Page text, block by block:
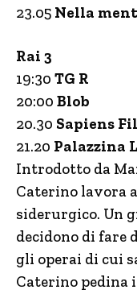
23.05 Nella
Rai 3
19:30 TG R
20:00 Blob
20.30 Sapiens
21.20 Palazzina
Introdotto da
Caterino lavora
siderurgico. Un
decidono di fare
gli operai di cui
Caterino pedina